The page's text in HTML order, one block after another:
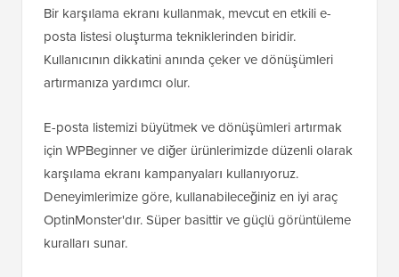
Bir karşılama ekranı kullanmak, mevcut en etkili e-
posta listesi oluşturma tekniklerinden biridir.
Kullanıcının dikkatini anında çeker ve dönüşümleri
artırmanıza yardımcı olur.
E-posta listemizi büyütmek ve dönüşümleri artırmak
için WPBeginner ve diğer ürünlerimizde düzenli olarak
karşılama ekranı kampanyaları kullanıyoruz.
Deneyimlerimize göre, kullanabileceğiniz en iyi araç
OptinMonster'dır. Süper basittir ve güçlü görüntüleme
kuralları sunar.